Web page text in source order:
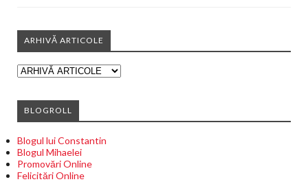
ARHIVĂ ARTICOLE
BLOGROLL
Blogul lui Constantin
Blogul Mihaelei
Promovări Online
Felicitări Online